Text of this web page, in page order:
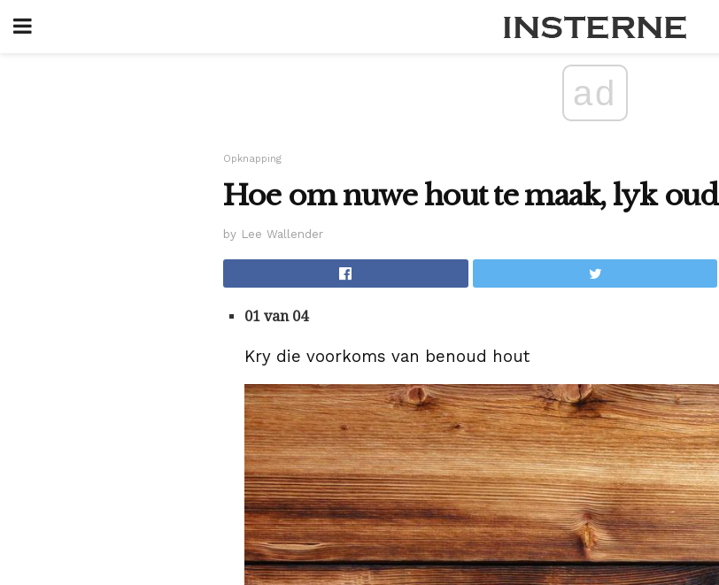
ad
Opknapping
Hoe om nuwe hout te maak, lyk oud
by Lee Wallender
01 van 04
Kry die voorkoms van benoud hout